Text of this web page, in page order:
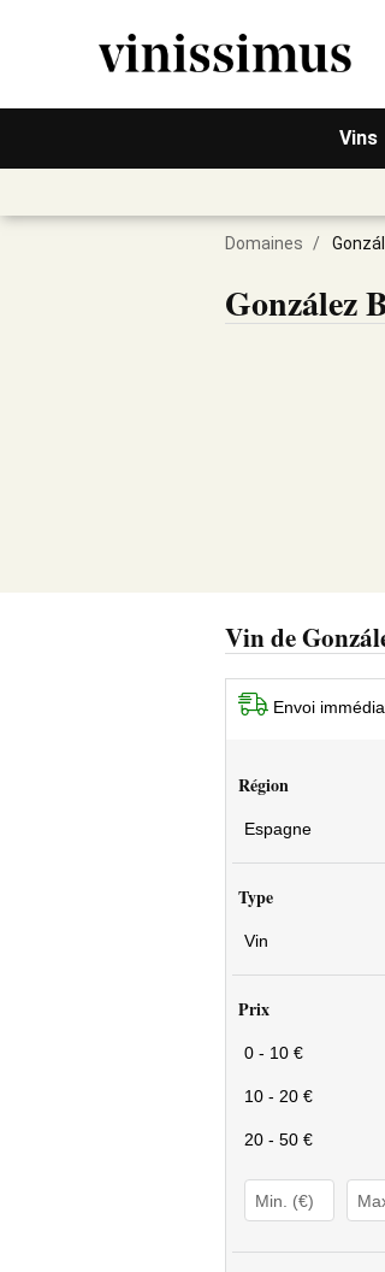
Vins
Domaines /
González
Vin de
Envoi
Région
Espagne
Type
Vin
Prix
0 - 10 €
10 - 20 €
20 - 50 €